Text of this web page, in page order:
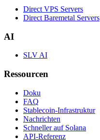
Direct VPS Servers
Direct Baremetal Servers
AI
SLV AI
Ressourcen
Doku
FAQ
Stablecoin-Infrastruktur
Nachrichten
Schneller auf Solana
API-Referenz